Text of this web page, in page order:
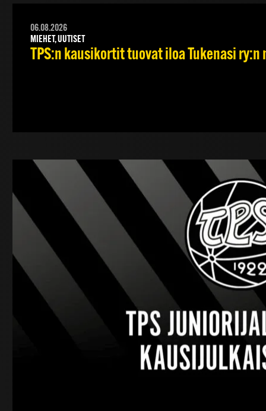
06.08.2026
MIEHET, UUTISET
TPS:n kausikortit tuovat iloa Tukenasi